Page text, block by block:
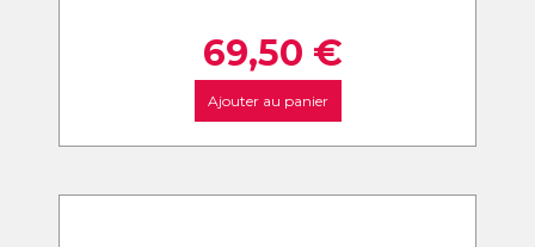
69,50 €
Ajouter au panier